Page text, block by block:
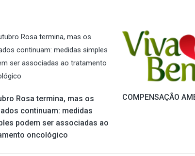
Rosa termina, mas os
continuam: medidas
podem ser associadas ao
oncológico
COMPENSAÇÃO